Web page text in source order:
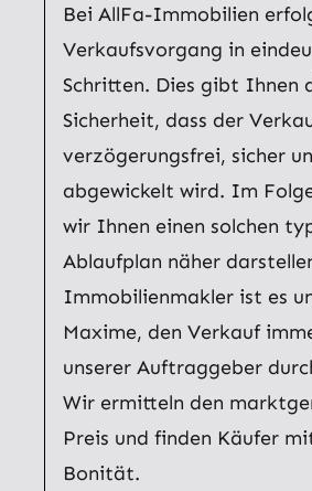
Bei AllFa-Immobilien
Verkaufsvorgang in
Schritten. Dies gibt Ihnen
Sicherheit, dass der
verzögerungsfrei, sicher
abgewickelt wird. Im
wir Ihnen einen solchen
Ablaufplan näher
Immobilienmakler ist es
Maxime, den Verkauf
unserer Auftraggeber
Wir ermitteln den
Preis und finden Käufer
Bonität.